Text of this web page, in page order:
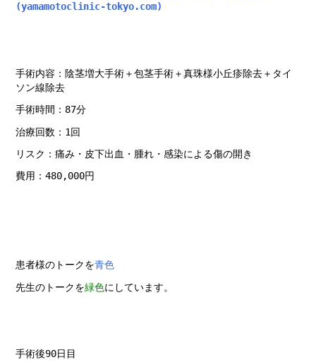
(yamamotoclinic-tokyo.com)
手術内容 ：陰茎増大手術＋包茎手術＋真珠様小丘疹除去＋ タイ
ソン線除去
手術時間：87分
治療回数：1回
リスク：痛み・皮下出血・腫れ・感染による傷の開き
費用：480,000円
患者様のトークを青色
先生のトークを緑色にしています。
手術後90日目